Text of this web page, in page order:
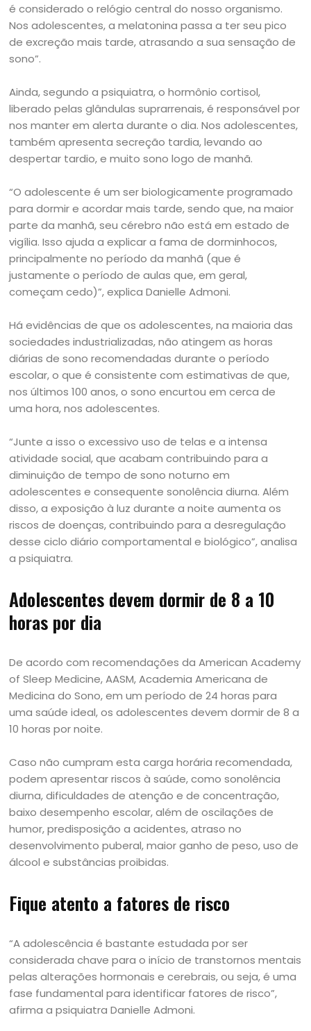
é considerado o relógio central do nosso organismo.
Nos adolescentes, a melatonina passa a ter seu pico
de excreção mais tarde, atrasando a sua sensação de
sono”.
Ainda, segundo a psiquiatra, o hormônio cortisol,
liberado pelas glândulas suprarrenais, é responsável por
nos manter em alerta durante o dia. Nos adolescentes,
também apresenta secreção tardia, levando ao
despertar tardio, e muito sono logo de manhã.
“O adolescente é um ser biologicamente programado
para dormir e acordar mais tarde, sendo que, na maior
parte da manhã, seu cérebro não está em estado de
vigília. Isso ajuda a explicar a fama de dorminhocos,
principalmente no período da manhã (que é
justamente o período de aulas que, em geral,
começam cedo)”, explica Danielle Admoni.
Há evidências de que os adolescentes, na maioria das
sociedades industrializadas, não atingem as horas
diárias de sono recomendadas durante o período
escolar, o que é consistente com estimativas de que,
nos últimos 100 anos, o sono encurtou em cerca de
uma hora, nos adolescentes.
“Junte a isso o excessivo uso de telas e a intensa
atividade social, que acabam contribuindo para a
diminuição de tempo de sono noturno em
adolescentes e consequente sonolência diurna. Além
disso, a exposição à luz durante a noite aumenta os
riscos de doenças, contribuindo para a desregulação
desse ciclo diário comportamental e biológico”, analisa
a psiquiatra.
Adolescentes devem dormir de 8 a 10
horas por dia
De acordo com recomendações da American Academy
of Sleep Medicine, AASM, Academia Americana de
Medicina do Sono, em um período de 24 horas para
uma saúde ideal, os adolescentes devem dormir de 8 a
10 horas por noite.
Caso não cumpram esta carga horária recomendada,
podem apresentar riscos à saúde, como sonolência
diurna, dificuldades de atenção e de concentração,
baixo desempenho escolar, além de oscilações de
humor, predisposição a acidentes, atraso no
desenvolvimento puberal, maior ganho de peso, uso de
álcool e substâncias proibidas.
Fique atento a fatores de risco
“A adolescência é bastante estudada por ser
considerada chave para o início de transtornos mentais
pelas alterações hormonais e cerebrais, ou seja, é uma
fase fundamental para identificar fatores de risco”,
afirma a psiquiatra Danielle Admoni.